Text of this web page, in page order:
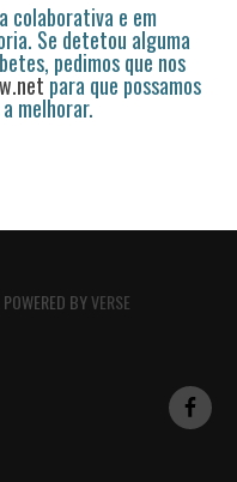
colaborativa e em
Se detetou alguma
pedimos que nos
para que possamos
melhorar.
BYVERSE